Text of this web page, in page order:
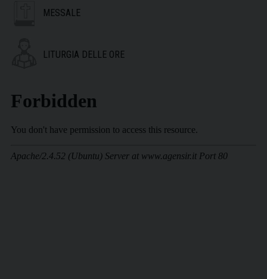
MESSALE
LITURGIA DELLE ORE